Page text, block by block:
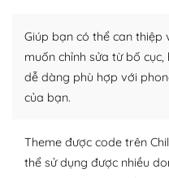
plugin của WordPress
thích chọn lựa plugin và
lập website của mình.
WordPress đa dạng
– Dễ sử dụng
Giúp bạn có thể can
muốn chỉnh sửa từ bố
dễ dàng phù hợp với
của bạn.
Theme được code trên
thể sử dụng được nhiều